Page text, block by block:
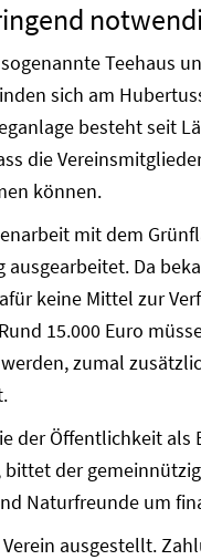
Teehaus
sich am
besteht seit
die
können.
mit dem
Da
keine Mittel zur
15.000 Euro
zumal
der Öffentlichkeit als
bittet der
Naturfreunde um
ausgestellt.